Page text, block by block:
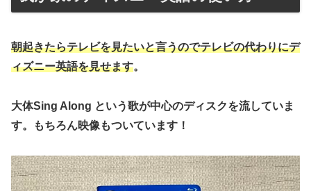
朝起きたらテレビを見たいと言うのでテレビの代わりにデ
ィズニー英語を見せます。
大体Sing Along という歌が中心のディスクを流していま
す。もちろん映像もついています！